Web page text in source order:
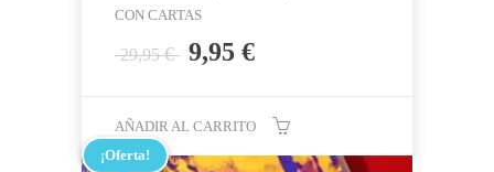
CON CARTAS
29,95€
El
era:
29,95 €.
9,95 €El
es:
9,95 €.
AÑADIR AL CARRITO
¡Oferta!